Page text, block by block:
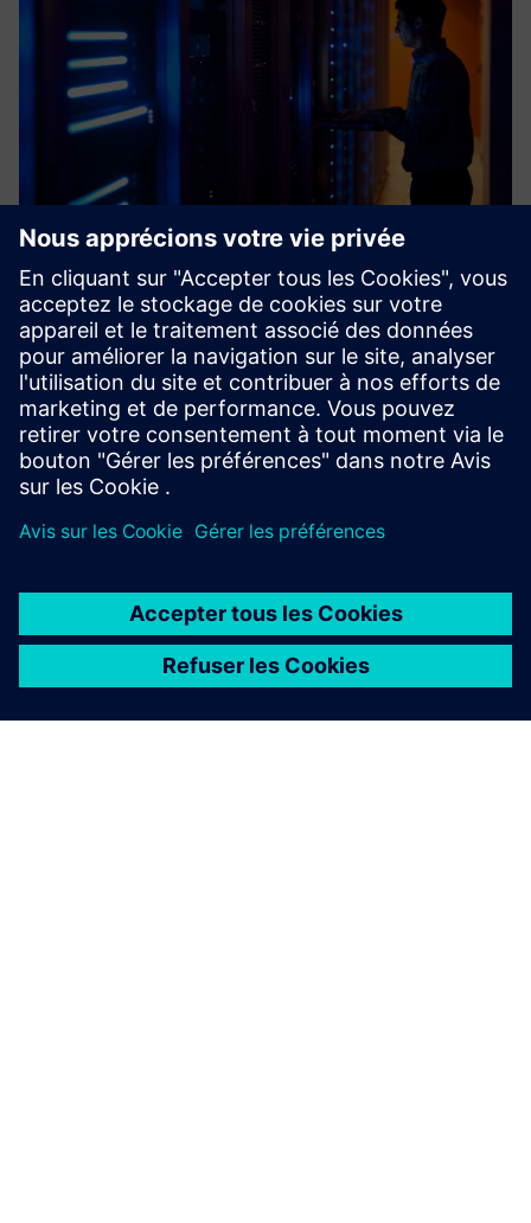
Industrial Cybersecurity
The adoption of open standards based on Ethernet by the
industrial world, the use of Industrial Internet of Things
and the fusion between corporate (IT) and production (OT)
environments have led to a significant increase of the co...
En savoir plus